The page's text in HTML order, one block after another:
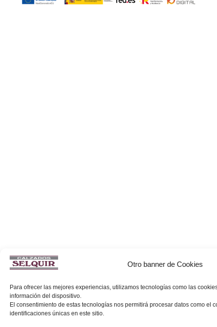
Otro banner de Cookies
Para ofrecer las mejores experiencias, utilizamos tecnologías como las
información del dispositivo.
El consentimiento de estas tecnologías nos permitirá procesar datos como el
identificaciones únicas en este sitio.